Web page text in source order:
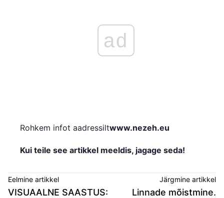
ad
Rohkem infot aadressiltwww.nezeh.eu
Kui teile see artikkel meeldis, jagage seda!
Eelmine artikkel
VISUAALNE SAASTUS:
Järgmine artikkel
Linnade mõistmine.